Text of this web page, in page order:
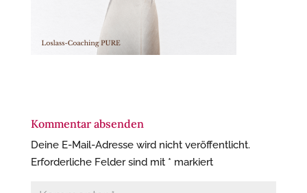
Kommentar absenden
Deine E-Mail-Adresse wird nicht veröffentlicht.
Erforderliche Felder sind mit * markiert